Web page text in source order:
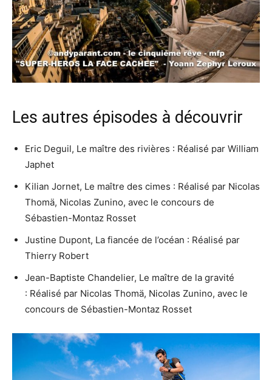
Les autres épisodes à découvrir
Eric Deguil, Le maître des rivières : Réalisé par William
Japhet
Kilian Jornet, Le maître des cimes : Réalisé par Nicolas
Thomä, Nicolas Zunino, avec le concours de
Sébastien-Montaz Rosset
Justine Dupont, La fiancée de l’océan : Réalisé par
Thierry Robert
Jean-Baptiste Chandelier, Le maître de la gravité
: Réalisé par Nicolas Thomä, Nicolas Zunino, avec le
concours de Sébastien-Montaz Rosset